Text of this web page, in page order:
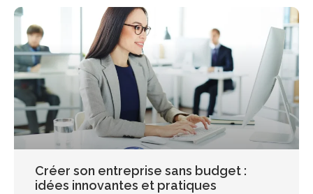
Créer son entreprise sans budget :
idées innovantes et pratiques